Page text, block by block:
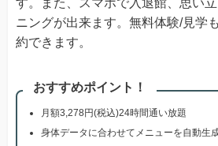
す。また、スマホで入退館、思い
ニングが出来ます。無料体験/見学
約できます。
おすすめポイント！
月額3,278円(税込)24時間通い放題
身体データに合わせてメニューを自動生